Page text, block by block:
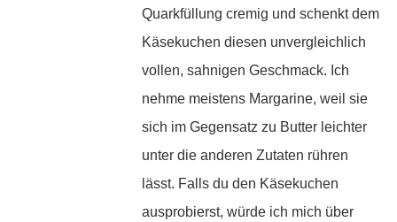
Quarkfüllung cremig und schenkt dem
Käsekuchen diesen unvergleichlich
vollen, sahnigen Geschmack. Ich
nehme meistens Margarine, weil sie
sich im Gegensatz zu Butter leichter
unter die anderen Zutaten rühren
lässt. Falls du den Käsekuchen
ausprobierst, würde ich mich über